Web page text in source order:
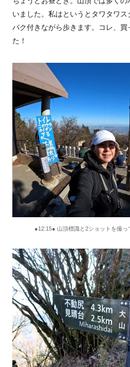
いました。私はというとタワタワ
パク付きながら歩きます。コレ、買
た！
●12:15● 山頂標識と2ショットを撮っ